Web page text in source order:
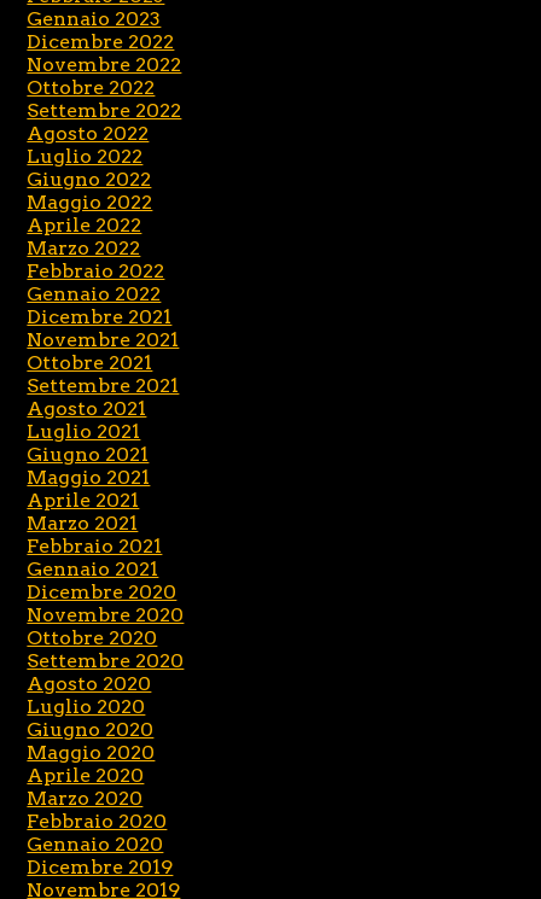
Gennaio 2023
Dicembre 2022
Novembre 2022
Ottobre 2022
Settembre 2022
Agosto 2022
Luglio 2022
Giugno 2022
Maggio 2022
Aprile 2022
Marzo 2022
Febbraio 2022
Gennaio 2022
Dicembre 2021
Novembre 2021
Ottobre 2021
Settembre 2021
Agosto 2021
Luglio 2021
Giugno 2021
Maggio 2021
Aprile 2021
Marzo 2021
Febbraio 2021
Gennaio 2021
Dicembre 2020
Novembre 2020
Ottobre 2020
Settembre 2020
Agosto 2020
Luglio 2020
Giugno 2020
Maggio 2020
Aprile 2020
Marzo 2020
Febbraio 2020
Gennaio 2020
Dicembre 2019
Novembre 2019